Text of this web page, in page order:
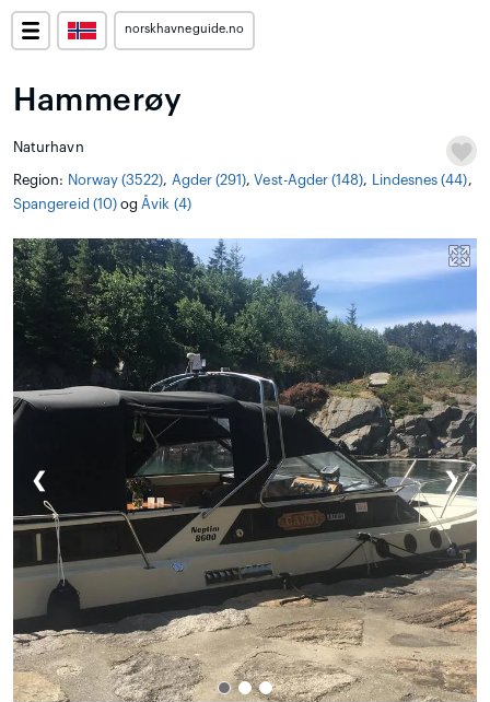
norskhavneguide.no
Hammerøy
Naturhavn
Region: Norway (3522), Agder (291),Vest-Agder (148), Lindesnes (44),
Spangereid (10)og Åvik (4)
❮ ❯